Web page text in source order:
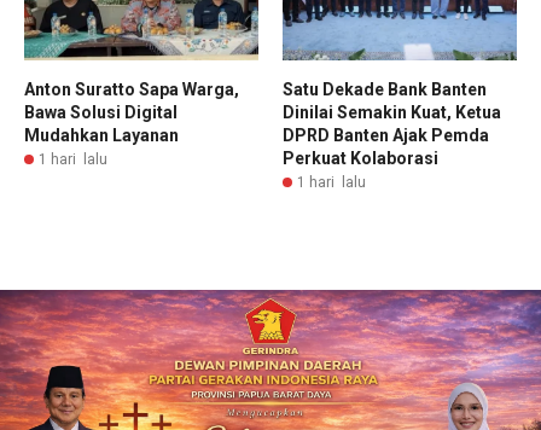
Anton Suratto Sapa Warga,
Bawa Solusi Digital
Mudahkan Layanan
1 hari lalu
Satu Dekade Bank Banten
Dinilai Semakin Kuat, Ketua
DPRD Banten Ajak Pemda
Perkuat Kolaborasi
1 hari lalu